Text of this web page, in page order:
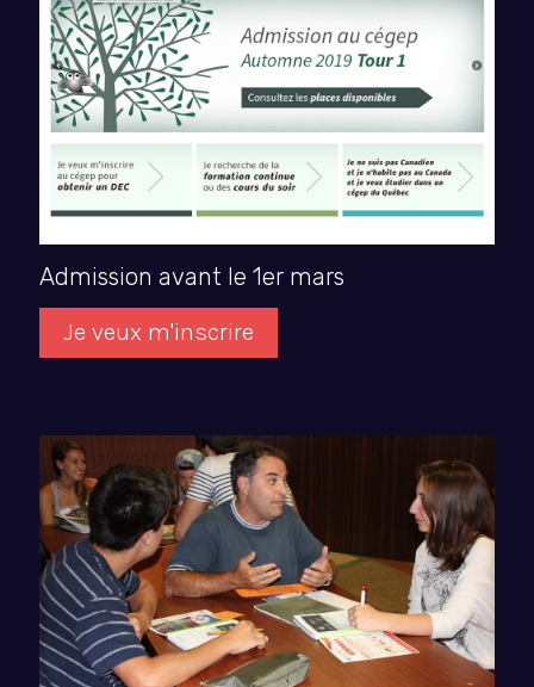
Admission avant le 1er mars
Je veux m'inscrire